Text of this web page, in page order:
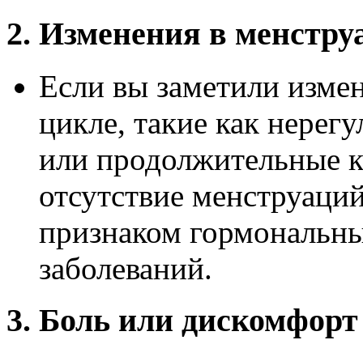
2. Изменения в
Если вы заметили
цикле, такие как
или продолжительные
отсутствие
признаком
заболеваний.
3. Боль или дискомфорт